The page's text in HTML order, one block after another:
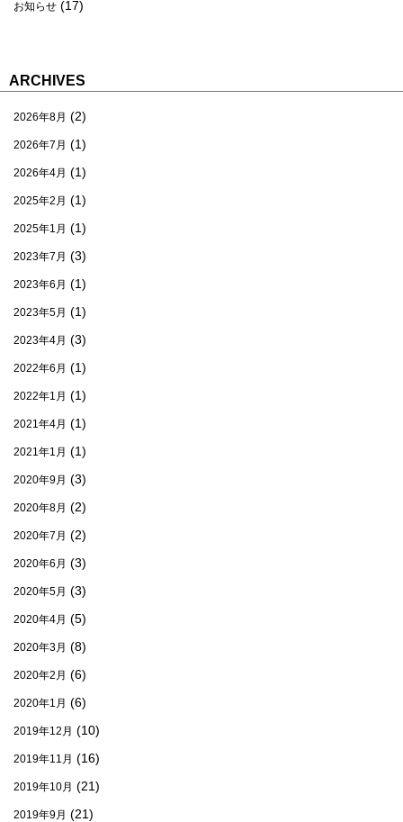
お知らせ (17)
ARCHIVES
2026年8月 (2)
2026年7月 (1)
2026年4月 (1)
2025年2月 (1)
2025年1月 (1)
2023年7月 (3)
2023年6月 (1)
2023年5月 (1)
2023年4月 (3)
2022年6月 (1)
2022年1月 (1)
2021年4月 (1)
2021年1月 (1)
2020年9月 (3)
2020年8月 (2)
2020年7月 (2)
2020年6月 (3)
2020年5月 (3)
2020年4月 (5)
2020年3月 (8)
2020年2月 (6)
2020年1月 (6)
2019年12月 (10)
2019年11月 (16)
2019年10月 (21)
2019年9月 (21)